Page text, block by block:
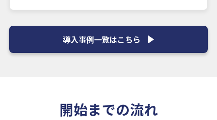
導入事例一覧はこちら
開始までの流れ